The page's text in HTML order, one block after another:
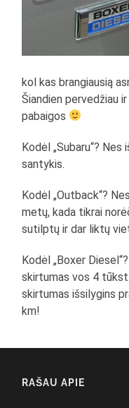
kol kas brangiausią
Šiandien pervedžiau
pabaigos
Kodėl „Subaru“?
santykis.
Kodėl „Outback“?
metų, kada tikrai
sutilptų ir dar liktų
Kodėl „Boxer
skirtumas vos 4
skirtumas išsilygins
km!
RAŠAU APIE